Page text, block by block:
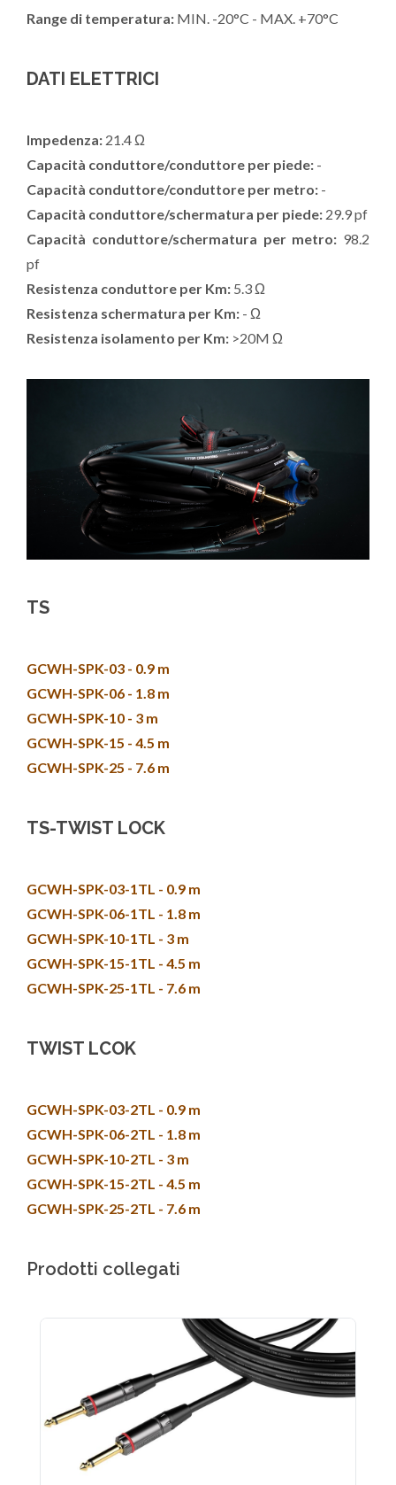
Range di temperatura: MIN. -20°C - MAX. +70°C
DATI ELETTRICI
Impedenza: 21.4 Ω
Capacità conduttore/conduttore per piede: -
Capacità conduttore/conduttore per metro: -
Capacità conduttore/schermatura per piede: 29.9 pf
Capacità conduttore/schermatura per metro: 98.2
pf
Resistenza conduttore per Km: 5.3 Ω
Resistenza schermatura per Km: - Ω
Resistenza isolamento per Km: >20M Ω
TS
GCWH-SPK-03 - 0.9 m
GCWH-SPK-06 - 1.8 m
GCWH-SPK-10 - 3 m
GCWH-SPK-15 - 4.5 m
GCWH-SPK-25 - 7.6 m
TS-TWIST LOCK
GCWH-SPK-03-1TL - 0.9 m
GCWH-SPK-06-1TL - 1.8 m
GCWH-SPK-10-1TL - 3 m
GCWH-SPK-15-1TL - 4.5 m
GCWH-SPK-25-1TL - 7.6 m
TWIST LCOK
GCWH-SPK-03-2TL - 0.9 m
GCWH-SPK-06-2TL - 1.8 m
GCWH-SPK-10-2TL - 3 m
GCWH-SPK-15-2TL - 4.5 m
GCWH-SPK-25-2TL - 7.6 m
Prodotti collegati